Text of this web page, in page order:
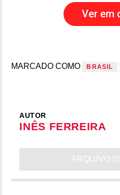
Ver em
MARCADO COMO BRASIL
AUTOR
INÊS FERREIRA
ARQUIVO